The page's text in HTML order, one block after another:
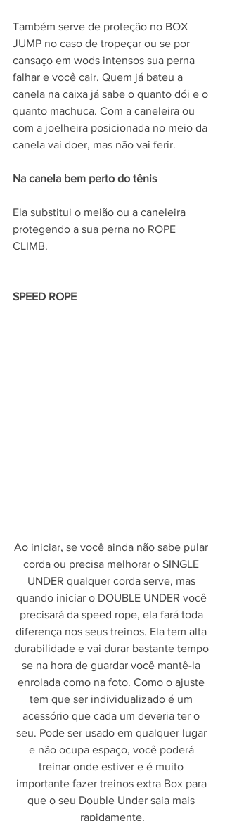
Também serve de proteção no BOX
JUMP no caso de tropeçar ou se por
cansaço em wods intensos sua perna
falhar e você cair. Quem já bateu a
canela na caixa já sabe o quanto dói e o
quanto machuca. Com a caneleira ou
com a joelheira posicionada no meio da
canela vai doer, mas não vai ferir.
Na canela bem perto do tênis
Ela substitui o meião ou a caneleira
protegendo a sua perna no ROPE
CLIMB.
SPEED ROPE
Ao iniciar, se você ainda não sabe pular
corda ou precisa melhorar o SINGLE
UNDER qualquer corda serve, mas
quando iniciar o DOUBLE UNDER você
precisará da speed rope, ela fará toda
diferença nos seus treinos. Ela tem alta
durabilidade e vai durar bastante tempo
se na hora de guardar você mantê-la
enrolada como na foto. Como o ajuste
tem que ser individualizado é um
acessório que cada um deveria ter o
seu. Pode ser usado em qualquer lugar
e não ocupa espaço, você poderá
treinar onde estiver e é muito
importante fazer treinos extra Box para
que o seu Double Under saia mais
rapidamente.